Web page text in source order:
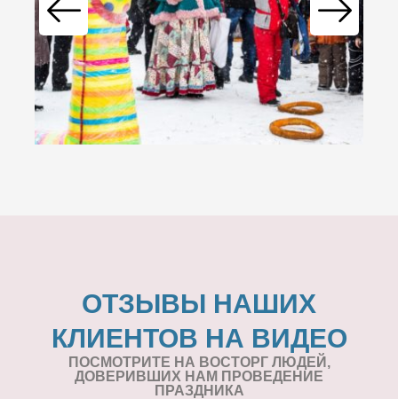
ОТЗЫВЫ НАШИХ
КЛИЕНТОВ НА ВИДЕО
ПОСМОТРИТЕ НА ВОСТОРГ ЛЮДЕЙ,
ДОВЕРИВШИХ НАМ ПРОВЕДЕНИЕ
ПРАЗДНИКА